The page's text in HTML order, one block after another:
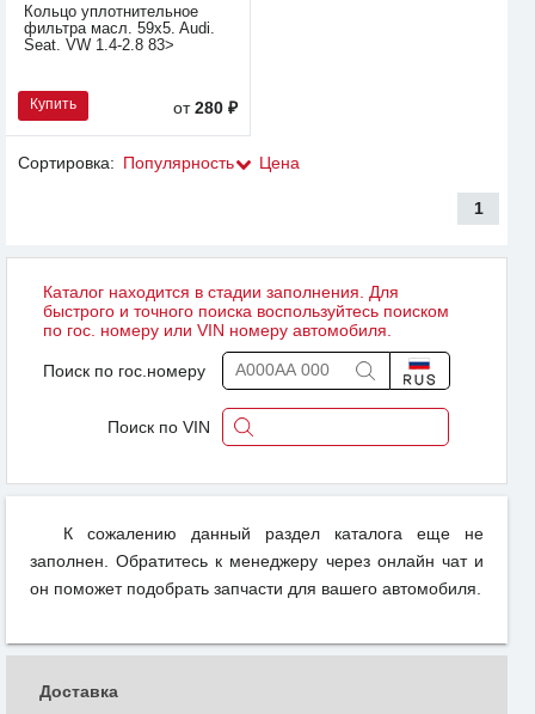
Кольцо уплотнительное
фильтра масл. 59x5. Audi.
Seat. VW 1.4-2.8 83>
Купить от280 ₽
Сортировка: Популярность Цена
1
Каталог находится в стадии заполнения. Для
быстрого и точного поиска воспользуйтесь поиском
по гос. номеру или VIN номеру автомобиля.
Поиск по гос.номеру
Поиск по VIN
К сожалению данный раздел каталога еще не
заполнен. Обратитесь к менеджеру через онлайн чат и
он поможет подобрать запчасти для вашего автомобиля.
Доставка